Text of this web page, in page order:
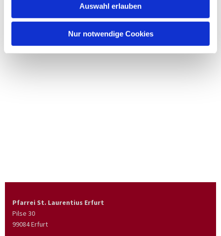
Auswahl erlauben
Nur notwendige Cookies
Pfarrei St. Laurentius Erfurt
Pilse 30
99084 Erfurt